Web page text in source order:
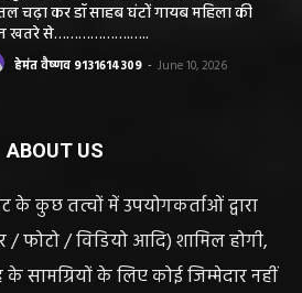
चढ़ा कर डॉ साहब घंटों गायब महिला की
खतरे से……………….…..
हेमंत वैष्णव 9131614309 - June 10, 2026
ABOUT US
के कुछ तत्वों में उपयोगकर्ताओं द्वारा
/ फोटो / विडियो आदि) शामिल होगी,
सामग्रियों के लिए कोई जिम्मेदार नहीं